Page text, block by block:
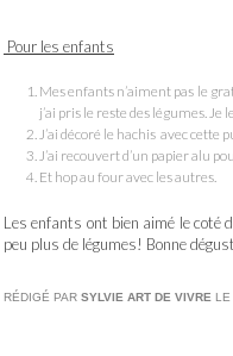
Pour les enfants
Mes enfants n’aiment pas le
j’ai pris le reste des légumes. Je
J’ai décoré le hachis avec cette
J’ai recouvert d’un papier alu
Et hop au four avec les autres.
Les enfants ont bien aimé le coté
peu plus de légumes! Bonne
RÉDIGÉ PAR SYLVIE ART DE VIVRE LE